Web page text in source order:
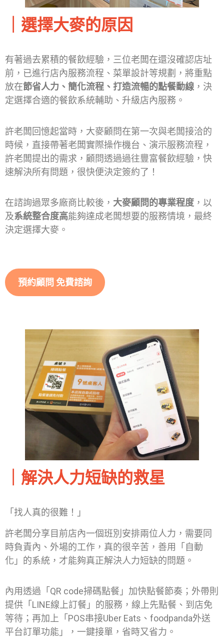
｜選擇大麥的原因
有著過去累積的餐飲經驗，三位老闆在還沒確認店址
前，已進行店內服務流程、菜單設計等規劃，將重點
放在節省人力、簡化流程、打造流暢的點餐動線 ，決
定選擇合適的餐飲系統輔助、升級店內服務。
許老闆回憶起當時，大麥顧問在第一次與老闆接洽的
時候，直接帶著老闆實際操作機台、演示服務流程，
許老闆提出的需求，顧問透過過往豐富餐飲經驗，快
速解決所有問題，很快便決定簽約了！
在諮詢過眾多廠商比較後， 大麥顧問的專業程度 ，以
及系統整合度高能夠達成老闆想要的服務情境，最終
決定選擇大麥。
預約顧問 免費諮詢
解決人力短缺的救星
「找人真的很難！」
許老闆分享目前店內一個班別安排兩位人力，需要同
時負責內、外場的工作，真的很辛苦，善用「自動
化」的系統，才能夠真正解決人力短缺的問題。
內用透過「QR code掃碼點餐」加快點餐節奏；外帶則
提供「LINE線上訂餐」的服務，線上先點餐、到店免
等待；再加上「POS串接Uber Eats、foodpanda外送
平台訂單功能」，一鍵接單，省時又省力。